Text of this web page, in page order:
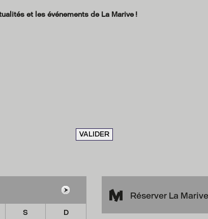
et les événements de La Marive !
VALIDER
S D
Réserver La Marive